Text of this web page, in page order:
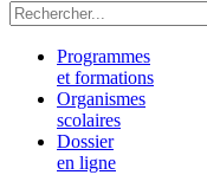
Programmes
et formations
Organismes
scolaires
Dossier
en ligne